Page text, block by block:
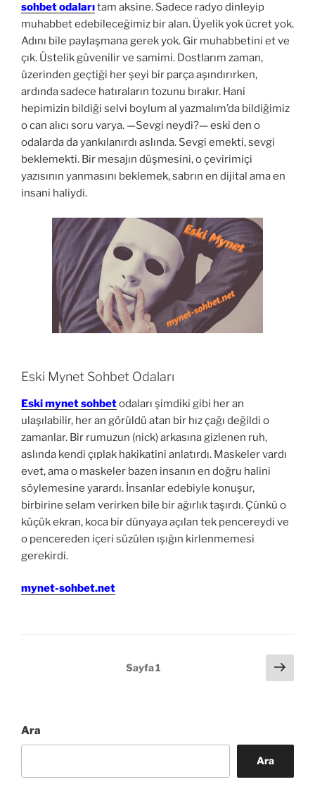
sohbet odalarıtam aksine. Sadece radyo dinleyip
muhabbet edebileceğimiz bir alan. Üyelik yok ücret yok.
Adını bile paylaşmana gerek yok. Gir muhabbetini et ve
çık. Üstelik güvenilir ve samimi. Dostlarım zaman,
üzerinden geçtiği her şeyi bir parça aşındırırken,
ardında sadece hatıraların tozunu bırakır. Hani
hepimizin bildiği selvi boylum al yazmalım’da bildiğimiz
o can alıcı soru varya. —Sevgi neydi?— eski den o
odalarda da yankılanırdı aslında. Sevgi emekti, sevgi
beklemekti. Bir mesajın düşmesini, o çevirimiçi
yazısının yanmasını beklemek, sabrın en dijital ama en
insani haliydi.
Eski Mynet Sohbet Odaları
Eski mynet sohbetodaları şimdiki gibi her an
ulaşılabilir, her an görüldü atan bir hız çağı değildi o
zamanlar. Bir rumuzun (nick) arkasına gizlenen ruh,
aslında kendi çıplak hakikatini anlatırdı. Maskeler vardı
evet, ama o maskeler bazen insanın en doğru halini
söylemesine yarardı. İnsanlar edebiyle konuşur,
birbirine selam verirken bile bir ağırlık taşırdı. Çünkü o
küçük ekran, koca bir dünyaya açılan tek pencereydi ve
o pencereden içeri süzülen ışığın kirlenmemesi
gerekirdi.
mynet-sohbet.net
Sayfa1
Ara
Ara